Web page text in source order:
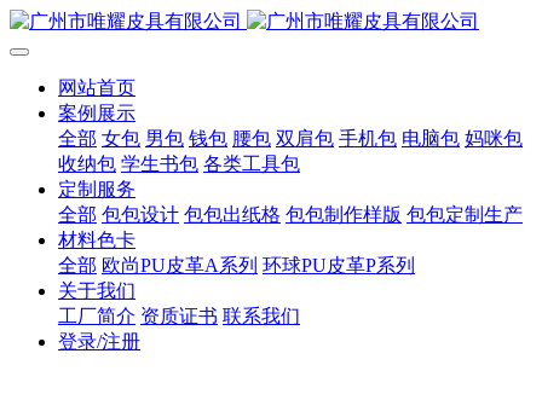
网站首页
案例展示
全部 女包 男包 钱包 腰包 双肩包 手机包 电脑包 妈咪包
收纳包 学生书包 各类工具包
定制服务
全部 包包设计 包包出纸格 包包制作样版 包包定制生产
材料色卡
全部 欧尚PU皮革A系列 环球PU皮革P系列
关于我们
工厂简介 资质证书 联系我们
登录/注册